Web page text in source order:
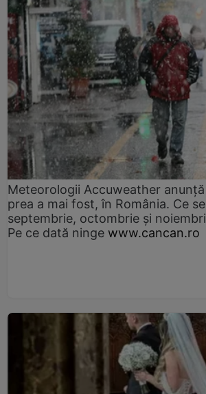
Meteorologii Accuweather
prea a mai fost, în România. Ce
septembrie, octombrie și
Pe ce dată ninge www.cancan.ro